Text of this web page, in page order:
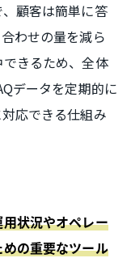
顧客は簡単に答
わせの量を減ら
きるため、全体
データを定期的に
応できる仕組み
状況やオペレー
の重要なツール